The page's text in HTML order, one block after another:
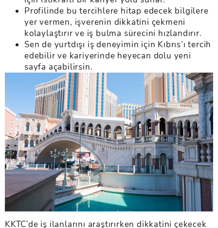
Profilinde bu tercihlere hitap edecek bilgilere
yer vermen, işverenin dikkatini çekmeni
kolaylaştırır ve iş bulma sürecini hızlandırır.
Sen de yurtdışı iş deneyimin için Kıbrıs’ı tercih
edebilir ve kariyerinde heyecan dolu yeni
sayfa açabilirsin.
KKTC’de iş ilanlarını araştırırken dikkatini çekecek